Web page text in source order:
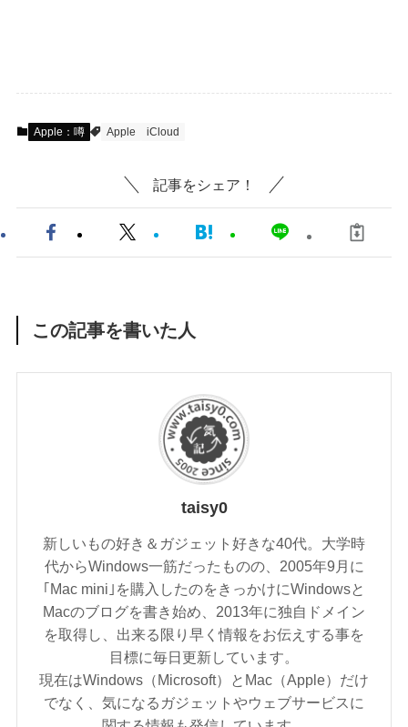
Apple：噂 Apple iCloud
記事をシェア！
この記事を書いた人
taisy0
新しいもの好き＆ガジェット好きな40代。大学時
代からWindows一筋だったものの、2005年9月に
｢Mac mini｣を購入したのをきっかけにWindowsと
Macのブログを書き始め、2013年に独自ドメイン
を取得し、出来る限り早く情報をお伝えする事を
目標に毎日更新しています。
現在はWindows（Microsoft）とMac（Apple）だけ
でなく、気になるガジェットやウェブサービスに